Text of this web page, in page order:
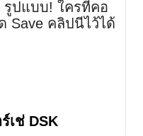
รูปแบบ! ใครที่คอ
Save คลิปนีไว้ได้
เช่ DSK